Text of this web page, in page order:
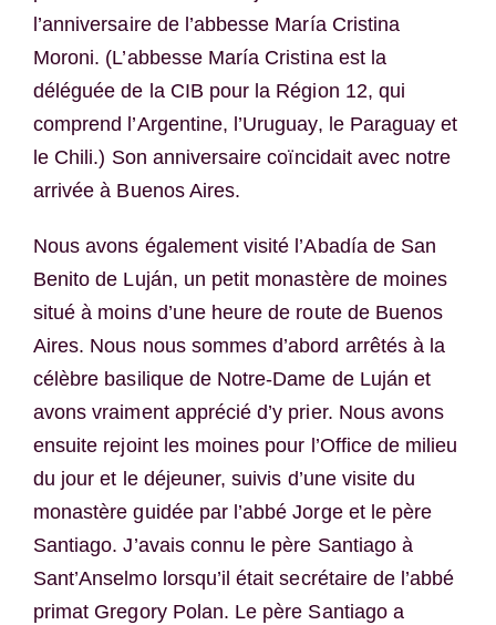
l’anniversaire de l’abbesse María Cristina
Moroni. (L’abbesse María Cristina est la
déléguée de la CIB pour la Région 12, qui
comprend l’Argentine, l’Uruguay, le Paraguay et
le Chili.) Son anniversaire coïncidait avec notre
arrivée à Buenos Aires.
Nous avons également visité l’Abadía de San
Benito de Luján, un petit monastère de moines
situé à moins d’une heure de route de Buenos
Aires. Nous nous sommes d’abord arrêtés à la
célèbre basilique de Notre-Dame de Luján et
avons vraiment apprécié d’y prier. Nous avons
ensuite rejoint les moines pour l’Office de milieu
du jour et le déjeuner, suivis d’une visite du
monastère guidée par l’abbé Jorge et le père
Santiago. J’avais connu le père Santiago à
Sant’Anselmo lorsqu’il était secrétaire de l’abbé
primat Gregory Polan. Le père Santiago a